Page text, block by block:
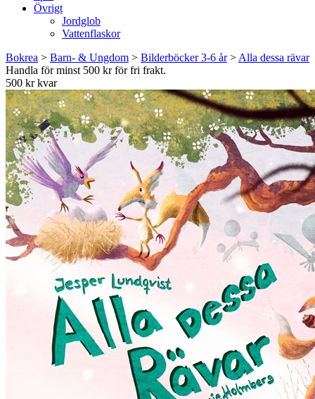
Övrigt
Jordglob
Vattenflaskor
Bokrea > Barn- & Ungdom > Bilderböcker 3-6 år> Alla dessa rävar
Handla för minst 500 kr för fri frakt.
500 kr kvar